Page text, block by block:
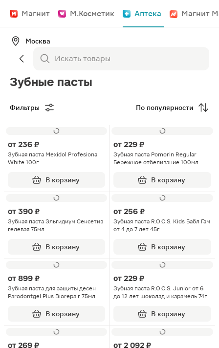
Магнит М.Косметик Аптека Магнит
Москва
Зубные пасты
Фильтры По популярности
от 236 ₽
Зубная паста Mexidol Profesional
White 100г
В корзину
от 229 ₽
Зубная паста Pomorin Regular
Бережное отбеливание 100мл
В корзину
от 390 ₽
Зубная паста Эльгидиум Сенсетив
гелевая 75мл
В корзину
от 256 ₽
Зубная паста R.O.C.S. Kids Бабл Гам
от 4 до 7 лет 45г
В корзину
от 899 ₽
Зубная паста для защиты десен
Parodontgel Plus Biorepair 75мл
В корзину
от 229 ₽
Зубная паста R.O.C.S. Junior от 6
до 12 лет шоколад и карамель 74г
В корзину
от 269 ₽ от 2 092 ₽